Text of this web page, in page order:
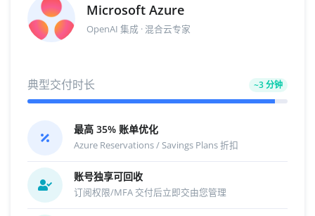
Microsoft Azure
OpenAI 集成 · 混合云专家
典型交付时长 ~3 分钟
最高 35% 账单优化
Azure Reservations / Savings Plans 折扣
账号独享可回收
订阅权限/MFA 交付后立即交由您管理